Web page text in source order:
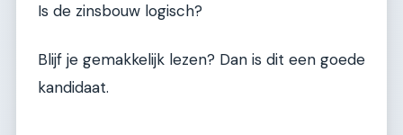
Is de zinsbouw logisch?
Blijf je gemakkelijk lezen? Dan is dit een goede
kandidaat.